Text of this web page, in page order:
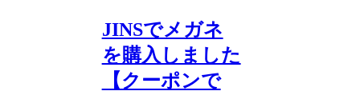
JINSでメガネ
を購入しました
【クーポンで